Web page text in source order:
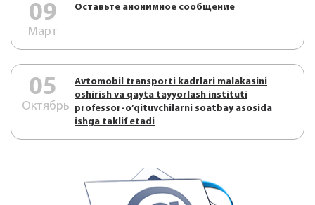
09
Март
Оставьте анонимное сообщение
05
Октябрь
Аvtоmоbil trаnspоrti kаdrlаri mаlаkаsini
оshirish vа qаytа tаyyorlаsh instituti
prоfеssоr-o’qituvchilаrni sоаtbаy аsоsidа
ishgа tаklif etаdi